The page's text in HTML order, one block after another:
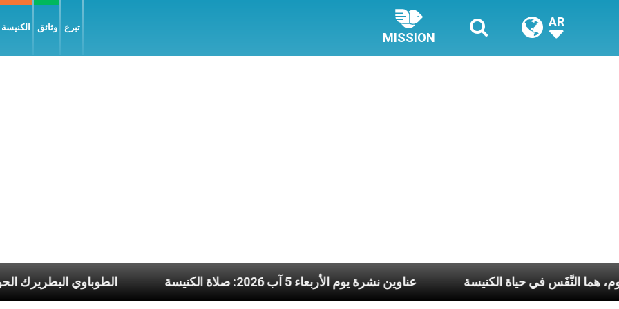
وثائق تبرع
MISSION
AR
عناوين نشرة يوم الأربعاء 5 آب 2026: صلاة الكنيسة أسبوع وكلّ يوم، هما النَّفَس في حياة الكنيسة